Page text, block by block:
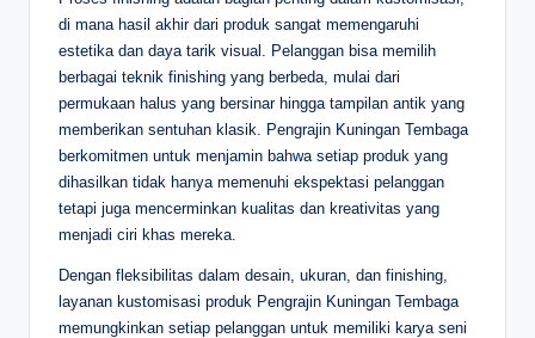
di mana hasil akhir dari produk sangat memengaruhi
estetika dan daya tarik visual. Pelanggan bisa memilih
berbagai teknik finishing yang berbeda, mulai dari
permukaan halus yang bersinar hingga tampilan antik yang
memberikan sentuhan klasik. Pengrajin Kuningan Tembaga
berkomitmen untuk menjamin bahwa setiap produk yang
dihasilkan tidak hanya memenuhi ekspektasi pelanggan
tetapi juga mencerminkan kualitas dan kreativitas yang
menjadi ciri khas mereka.
Dengan fleksibilitas dalam desain, ukuran, dan finishing,
layanan kustomisasi produk Pengrajin Kuningan Tembaga
memungkinkan setiap pelanggan untuk memiliki karya seni